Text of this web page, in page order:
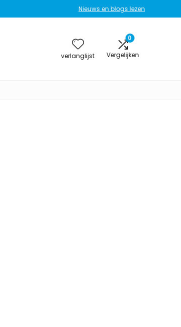
Nieuws en blogs lezen
verlanglijst
0
Vergelijken